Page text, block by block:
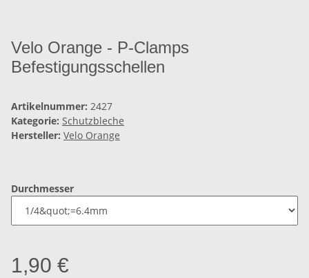
Velo Orange - P-Clamps
Befestigungsschellen
Artikelnummer: 2427
Kategorie: Schutzbleche
Hersteller: Velo Orange
Durchmesser
1,90 €